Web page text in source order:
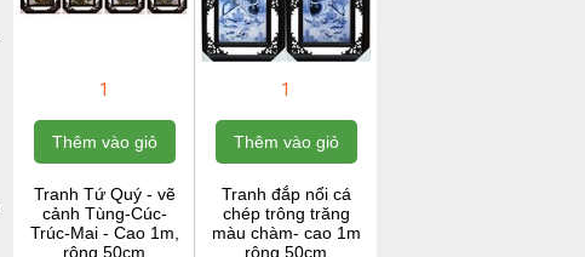
1
Thêm vào giỏ
Tranh Tứ Quý - vẽ
cảnh Tùng-Cúc-
Trúc-Mai - Cao 1m,
rộng 50cm
1
Thêm vào giỏ
Tranh đắp nổi cá
chép trông trăng
màu chàm- cao 1m
rộng 50cm